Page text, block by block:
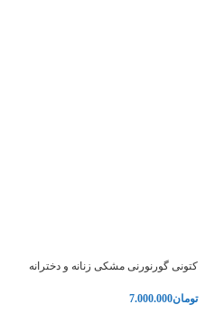
کتونی گورنورنی مشکی زنانه و دخترانه
تومان7.000.000